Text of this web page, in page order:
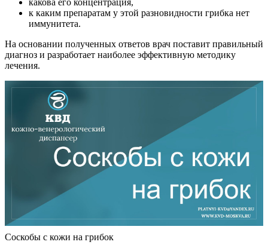
к каким препаратам у этой разновидности грибка нет
иммунитета.
На основании полученных ответов врач поставит правильный
диагноз и разработает наиболее эффективную методику
лечения.
Соскобы с кожи на грибок